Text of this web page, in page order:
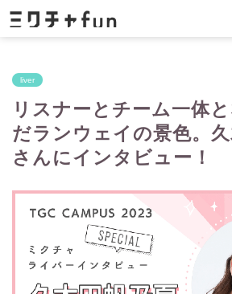
liver
リスナーとチーム一体
だランウェイの景色。
さんにインタビュー！